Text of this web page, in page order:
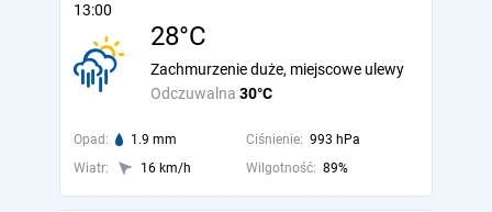
13:00
28°C
Odczuwalna 30°C
Zachmurzenie duże, miejscowe ulewy
Opad: 1.9 mm Ciśnienie: 993 hPa
Wiatr:
16 km/h Wilgotność: 89%